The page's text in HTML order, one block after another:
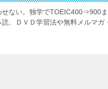
ない。独学でTOEIC400⇒900
、ＤＶＤ学習法や無料メルマガ